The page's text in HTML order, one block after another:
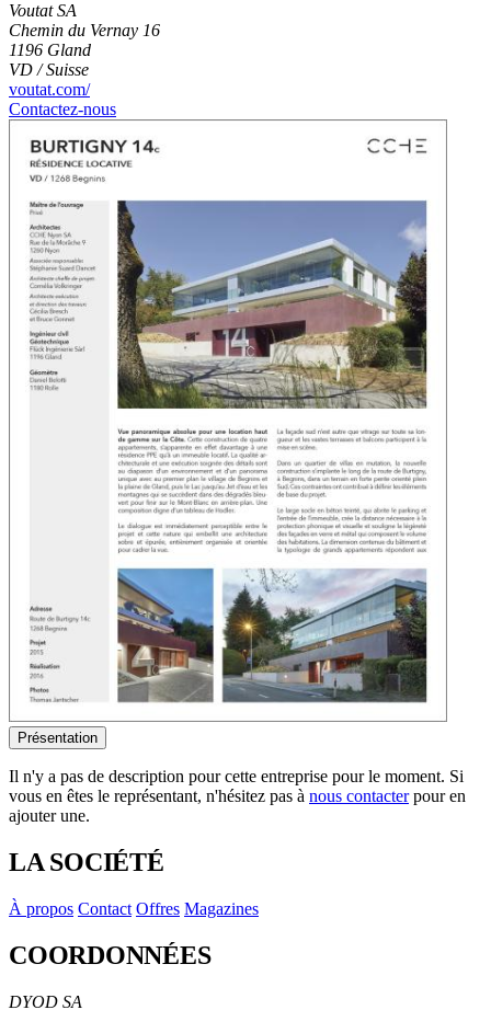
Voutat SA
Chemin du Vernay 16
1196 Gland
VD / Suisse
voutat.com/
Contactez-nous
Présentation
Il n'y a pas de description pour cette entreprise pour le moment. Si
vous en êtes le représentant, n'hésitez pas à nous contacterpour en
ajouter une.
LA SOCIÉTÉ
À propos Contact Offres Magazines
COORDONNÉES
DYOD SA